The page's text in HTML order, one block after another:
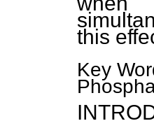
this
Key